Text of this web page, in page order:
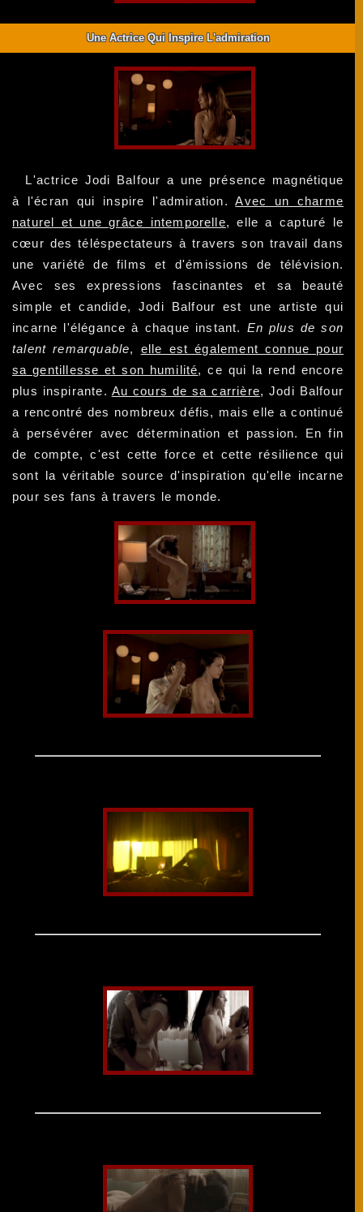
Une Actrice Qui Inspire L'admiration
L'actrice Jodi Balfour a une présence magnétique
à l'écran qui inspire l'admiration.Avec un charme
naturel et une grâce intemporelle, elle a capturé le
cœur des téléspectateurs à travers son travail dans
une variété de films et d'émissions de télévision.
Avec ses expressions fascinantes et sa beauté
simple et candide, Jodi Balfour est une artiste qui
incarne l'élégance à chaque instant. En plus de son
talent remarquable, elle est également connue pour
sa gentillesse et son humilité, ce qui la rend encore
plus inspirante. Au cours de sa carrière, Jodi Balfour
a rencontré des nombreux défis, mais elle a continué
à persévérer avec détermination et passion. En fin
de compte, c'est cette force et cette résilience qui
sont la véritable source d'inspiration qu'elle incarne
pour ses fans à travers le monde.